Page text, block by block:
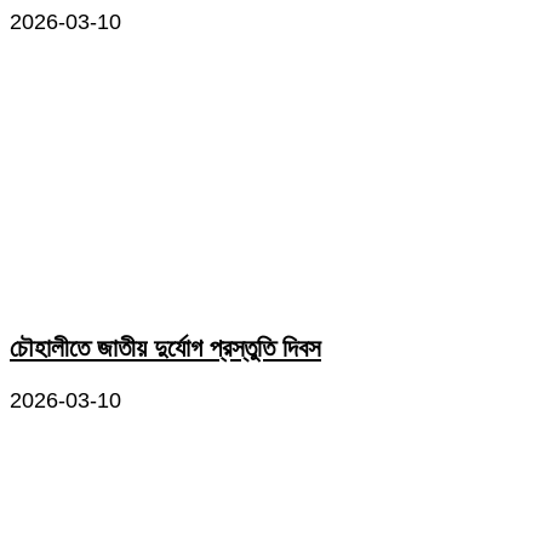
2026-03-10
চৌহালীতে জাতীয় দুর্যোগ প্রস্তুতি দিবস
2026-03-10